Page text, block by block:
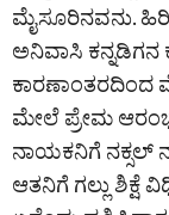
ಮೈಸೂರಿನವನು.
ಅನಿವಾಸಿ
ಕಾರಣಾಂತರದಿಂದ
ಮೇಲೆ ಪ್ರೇಮ
ನಾಯಕನಿಗೆ ನಕ್ಸಲ್
ಆತನಿಗೆ ಗಲ್ಲು ಶಿಕ್ಷೆ